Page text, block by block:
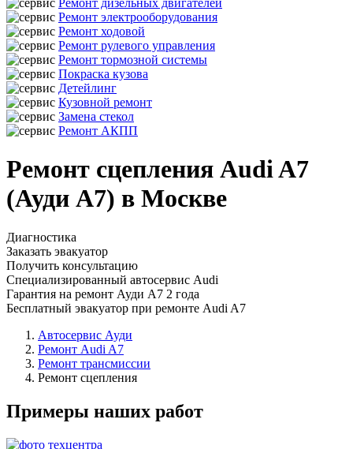
Ремонт дизельных двигателей
Ремонт электрооборудования
Ремонт ходовой
Ремонт рулевого управления
Ремонт тормозной системы
Покраска кузова
Детейлинг
Кузовной ремонт
Замена стекол
Ремонт АКПП
Ремонт сцепления Audi A7
(Ауди А7) в Москве
Диагностика
Заказать эвакуатор
Получить консультацию
Специализированный автосервис Audi
Гарантия на ремонт Ауди А7 2 года
Бесплатный эвакуатор при ремонте Audi A7
Автосервис Ауди
Ремонт Audi A7
Ремонт трансмиссии
Ремонт сцепления
Примеры наших работ